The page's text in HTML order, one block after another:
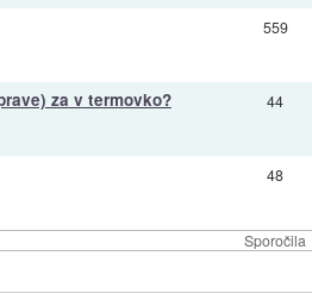
Sporočila
559
za v termovko? 44
48